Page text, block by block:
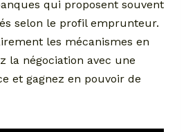
qui proposent souvent
selon le profil emprunteur.
les mécanismes en
la négociation avec une
et gagnez en pouvoir de